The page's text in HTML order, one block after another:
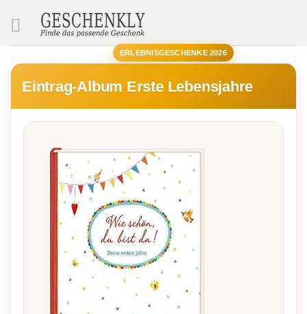
ERLEBNISGESCHENKE 2026
Eintrag-Album Erste Lebensjahre